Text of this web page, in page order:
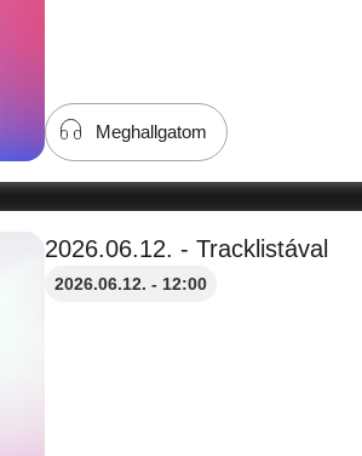
Meghallgatom
2026.06.12. - Tracklistával
2026.06.12. - 12:00